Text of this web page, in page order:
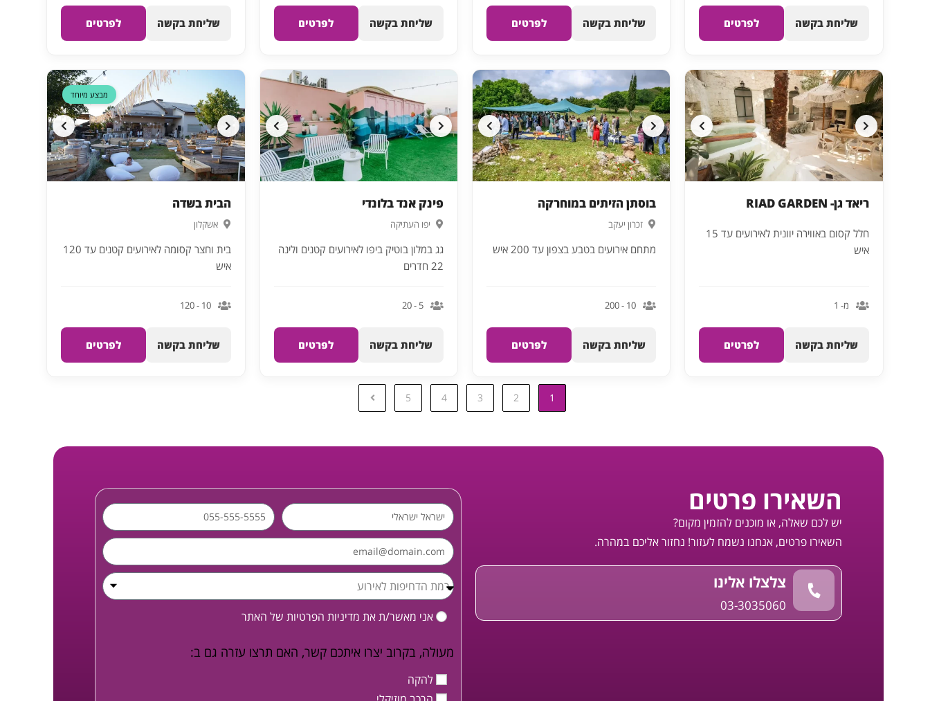
שליחת בקשה לפרטים שליחת בקשה לפרטים שליחת בקשה לפרטים שליחת בקשה לפרטים
ריאד גן- RIAD GARDEN
חלל קסום באווירה יוונית לאירועים עד 15
איש
מ- 1
שליחת בקשה לפרטים
בוסתן הזיתים במוחרקה
זכרון יעקב
מתחם אירועים בטבע בצפון עד 200 איש
10 - 200
שליחת בקשה לפרטים
פינק אנד בלונדי
יפו העתיקה
גג במלון בוטיק ביפו לאירועים קטנים ולינה
22 חדרים
5 - 20
שליחת בקשה לפרטים
מבצע מיוחד
הבית בשדה
אשקלון
בית וחצר קסומה לאירועים קטנים עד 120
איש
10 - 120
שליחת בקשה לפרטים
1
2
3
4
5
השאירו פרטים
יש לכם שאלה, או מוכנים להזמין מקום?
השאירו פרטים, אנחנו נשמח לעזור! נחזור אליכם במהרה.
צלצלו אלינו
03-3035060
אני מאשר/ת את מדיניות הפרטיות של האתר
מעולה, בקרוב יצרו איתכם קשר, האם תרצו עזרה גם ב:
להקה